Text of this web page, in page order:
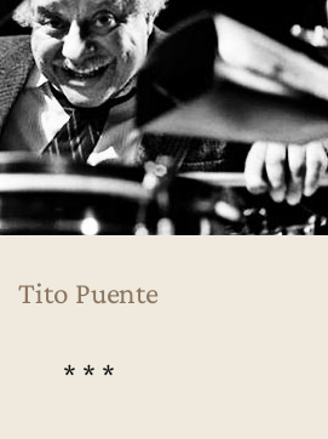
Tito Puente
* * *